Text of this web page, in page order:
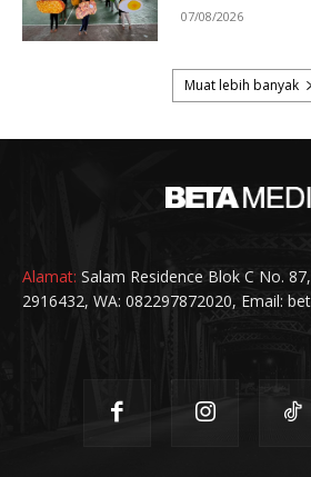
Alamat: Salam Residence Blok C No.
2916432, WA: 082297872020, Email: